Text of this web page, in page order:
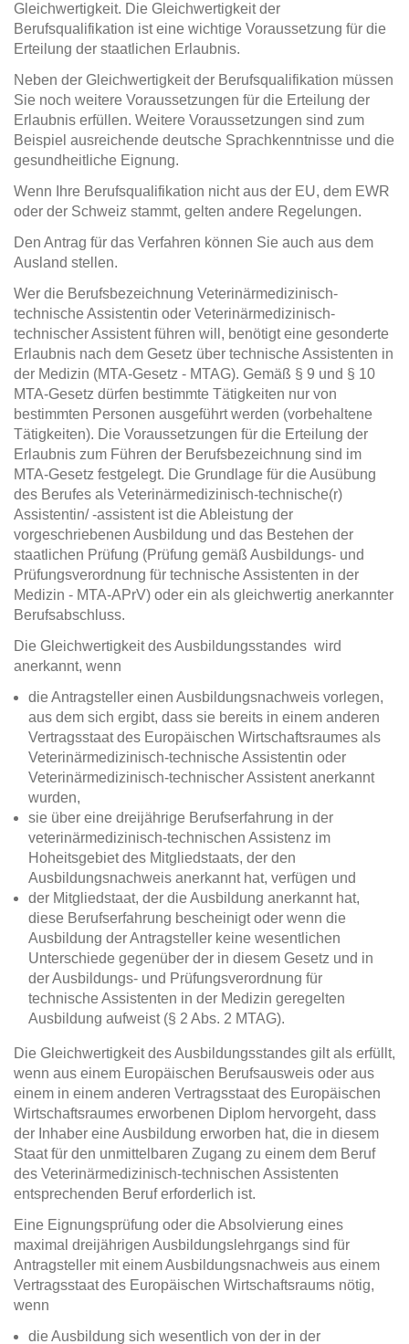
Gleichwertigkeit. Die Gleichwertigkeit der
Berufsqualifikation ist eine wichtige Voraussetzung für die
Erteilung der staatlichen Erlaubnis.
Neben der Gleichwertigkeit der Berufsqualifikation müssen
Sie noch weitere Voraussetzungen für die Erteilung der
Erlaubnis erfüllen. Weitere Voraussetzungen sind zum
Beispiel ausreichende deutsche Sprachkenntnisse und die
gesundheitliche Eignung.
Wenn Ihre Berufsqualifikation nicht aus der EU, dem EWR
oder der Schweiz stammt, gelten andere Regelungen.
Den Antrag für das Verfahren können Sie auch aus dem
Ausland stellen.
Wer die Berufsbezeichnung Veterinärmedizinisch-
technische Assistentin oder Veterinärmedizinisch-
technischer Assistent führen will, benötigt eine gesonderte
Erlaubnis nach dem Gesetz über technische Assistenten in
der Medizin (MTA-Gesetz - MTAG). Gemäß § 9 und § 10
MTA-Gesetz dürfen bestimmte Tätigkeiten nur von
bestimmten Personen ausgeführt werden (vorbehaltene
Tätigkeiten). Die Voraussetzungen für die Erteilung der
Erlaubnis zum Führen der Berufsbezeichnung sind im
MTA-Gesetz festgelegt. Die Grundlage für die Ausübung
des Berufes als Veterinärmedizinisch-technische(r)
Assistentin/ -assistent ist die Ableistung der
vorgeschriebenen Ausbildung und das Bestehen der
staatlichen Prüfung (Prüfung gemäß Ausbildungs- und
Prüfungsverordnung für technische Assistenten in der
Medizin - MTA-APrV) oder ein als gleichwertig anerkannter
Berufsabschluss.
Die Gleichwertigkeit des Ausbildungsstandes wird
anerkannt, wenn
die Antragsteller einen Ausbildungsnachweis vorlegen,
aus dem sich ergibt, dass sie bereits in einem anderen
Vertragsstaat des Europäischen Wirtschaftsraumes als
Veterinärmedizinisch-technische Assistentin oder
Veterinärmedizinisch-technischer Assistent anerkannt
wurden,
sie über eine dreijährige Berufserfahrung in der
veterinärmedizinisch-technischen Assistenz im
Hoheitsgebiet des Mitgliedstaats, der den
Ausbildungsnachweis anerkannt hat, verfügen und
der Mitgliedstaat, der die Ausbildung anerkannt hat,
diese Berufserfahrung bescheinigt oder wenn die
Ausbildung der Antragsteller keine wesentlichen
Unterschiede gegenüber der in diesem Gesetz und in
der Ausbildungs- und Prüfungsverordnung für
technische Assistenten in der Medizin geregelten
Ausbildung aufweist (§ 2 Abs. 2 MTAG).
Die Gleichwertigkeit des Ausbildungsstandes gilt als erfüllt,
wenn aus einem Europäischen Berufsausweis oder aus
einem in einem anderen Vertragsstaat des Europäischen
Wirtschaftsraumes erworbenen Diplom hervorgeht, dass
der Inhaber eine Ausbildung erworben hat, die in diesem
Staat für den unmittelbaren Zugang zu einem dem Beruf
des Veterinärmedizinisch-technischen Assistenten
entsprechenden Beruf erforderlich ist.
Eine Eignungsprüfung oder die Absolvierung eines
maximal dreijährigen Ausbildungslehrgangs sind für
Antragsteller mit einem Ausbildungsnachweis aus einem
Vertragsstaat des Europäischen Wirtschaftsraums nötig,
wenn
die Ausbildung sich wesentlich von der in der